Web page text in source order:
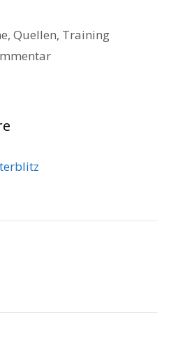
,Quellen, Training